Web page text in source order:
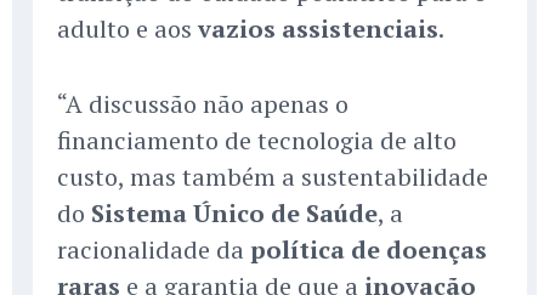
adulto e aosvazios assistenciais.
“A discussão não apenas o
financiamento de tecnologia de alto
custo, mas também a sustentabilidade
do Sistema Único de Saúde, a
racionalidade da política de doenças
raras e a garantia de que a inovação